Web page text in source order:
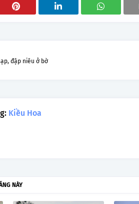
đập niêu ở bờ
Kiều Hoa
NÀY